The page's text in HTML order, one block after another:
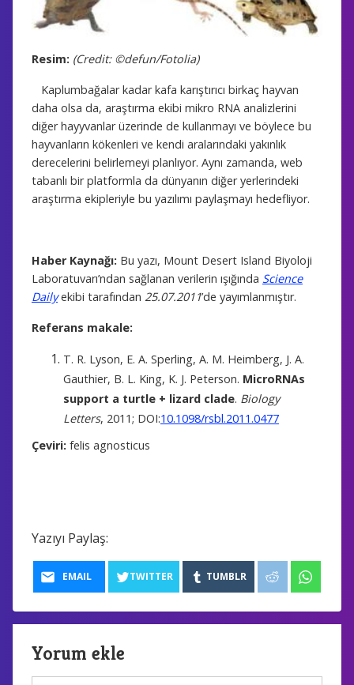
Resim: (Credit: ©defun/Fotolia)
Kaplumbağalar kadar kafa karıştırıcı birkaç hayvan
daha olsa da, araştırma ekibi mikro RNA analizlerini
diğer hayyvanlar üzerinde de kullanmayı ve böylece bu
hayvanların kökenleri ve kendi aralarındaki yakınlık
derecelerini belirlemeyi planlıyor. Aynı zamanda, web
tabanlı bir platformla da dünyanın diğer yerlerindeki
araştırma ekipleriyle bu yazılımı paylaşmayı hedefliyor.
Haber Kaynağı: Bu yazı, Mount Desert Island Biyoloji
Laboratuvarı’ndan sağlanan verilerin ışığında Science
Daily ekibi tarafından 25.07.2011’de yayımlanmıştır.
Referans makale:
T. R. Lyson, E. A. Sperling, A. M. Heimberg, J. A.
Gauthier, B. L. King, K. J. Peterson. MicroRNAs
support a turtle + lizard clade. Biology
Letters, 2011; DOI:10.1098/rsbl.2011.0477
Çeviri: felis agnosticus
Yazıyı Paylaş:
EMAIL TWITTER TUMBLR
Yorum ekle